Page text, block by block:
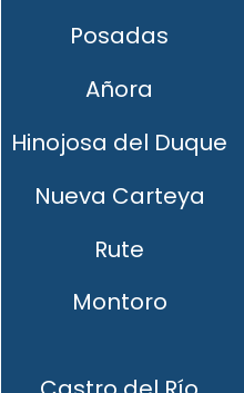
Posadas
Añora
Hinojosa del Duque
Nueva Carteya
Rute
Montoro